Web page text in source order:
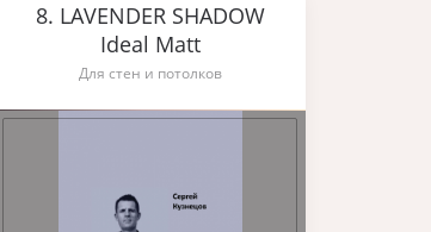
8. LAVENDER SHADOW
Ideal Matt
Для стен и потолков